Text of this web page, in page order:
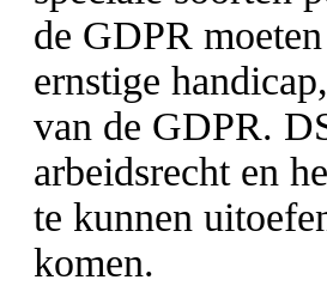
de GDPR
ernstige
van de GDPR.
arbeidsrecht en
te kunnen
komen.